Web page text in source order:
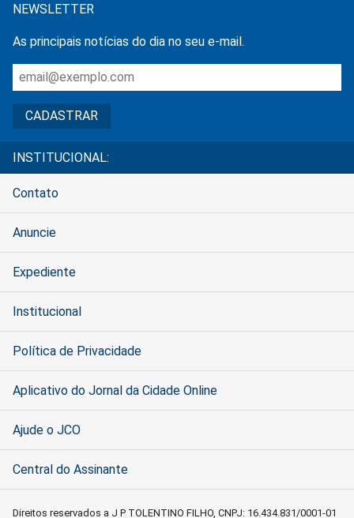
NEWSLETTER
As principais notícias do dia no seu e-mail.
INSTITUCIONAL:
Contato
Anuncie
Expediente
Institucional
Política de Privacidade
Aplicativo do Jornal da Cidade Online
Ajude o JCO
Central do Assinante
Direitos reservados a J P TOLENTINO FILHO, CNPJ: 16.434.831/0001-01